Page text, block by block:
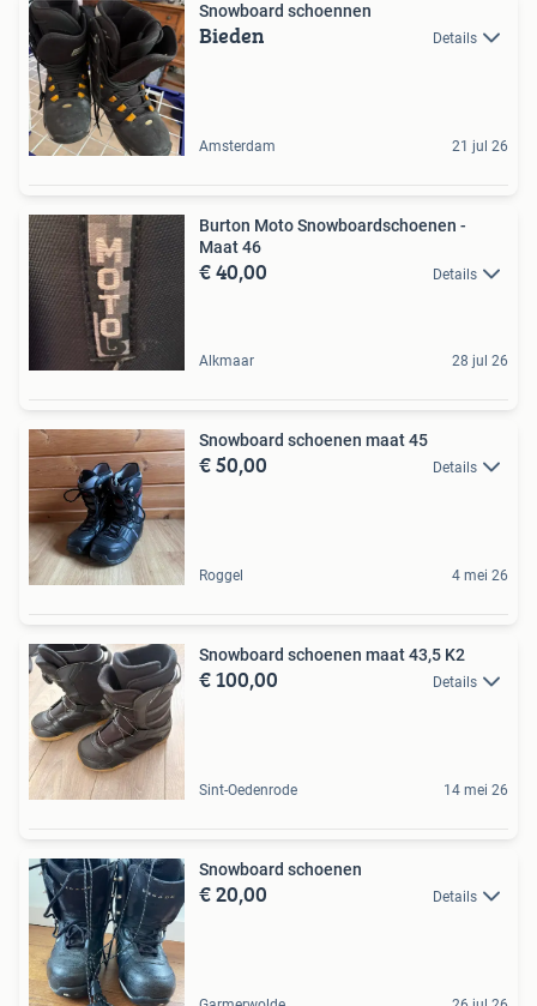
Snowboard schoennen
Bieden Details
Amsterdam 21 jul 26
Burton Moto Snowboardschoenen -
Maat 46
€ 40,00 Details
Alkmaar 28 jul 26
Snowboard schoenen maat 45
€ 50,00 Details
Roggel 4 mei 26
Snowboard schoenen maat 43,5 K2
€ 100,00 Details
Sint-Oedenrode 14 mei 26
Snowboard schoenen
€ 20,00 Details